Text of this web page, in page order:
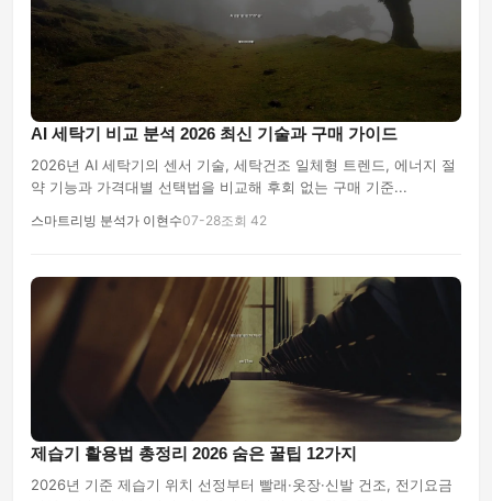
AI 세탁기 비교 분석 2026 최신 기술과 구매 가이드
2026년 AI 세탁기의 센서 기술, 세탁건조 일체형 트렌드, 에너지 절
약 기능과 가격대별 선택법을 비교해 후회 없는 구매 기준...
스마트리빙 분석가 이현수07-28조회 42
제습기 활용법 총정리 2026 숨은 꿀팁 12가지
2026년 기준 제습기 위치 선정부터 빨래·옷장·신발 건조, 전기요금